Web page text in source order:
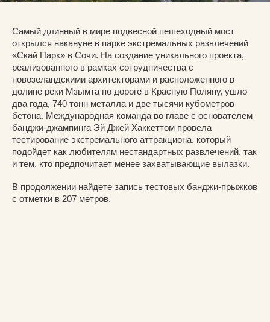
Самый длинный в мире подвесной пешеходный мост
открылся накануне в парке экстремальных развлечений
«Скай Парк» в Сочи. На создание уникального проекта,
реализованного в рамках сотрудничества с
новозеландскими архитекторами и расположенного в
долине реки Мзымта по дороге в Красную Поляну, ушло
два года, 740 тонн металла и две тысячи кубометров
бетона. Международная команда во главе с основателем
банджи-джампинга Эй Джей Хаккеттом провела
тестирование экстремального аттракциона, который
подойдет как любителям нестандартных развлечений, так
и тем, кто предпочитает менее захватывающие вылазки.
В продолжении найдете запись тестовых банджи-прыжков
с отметки в 207 метров.